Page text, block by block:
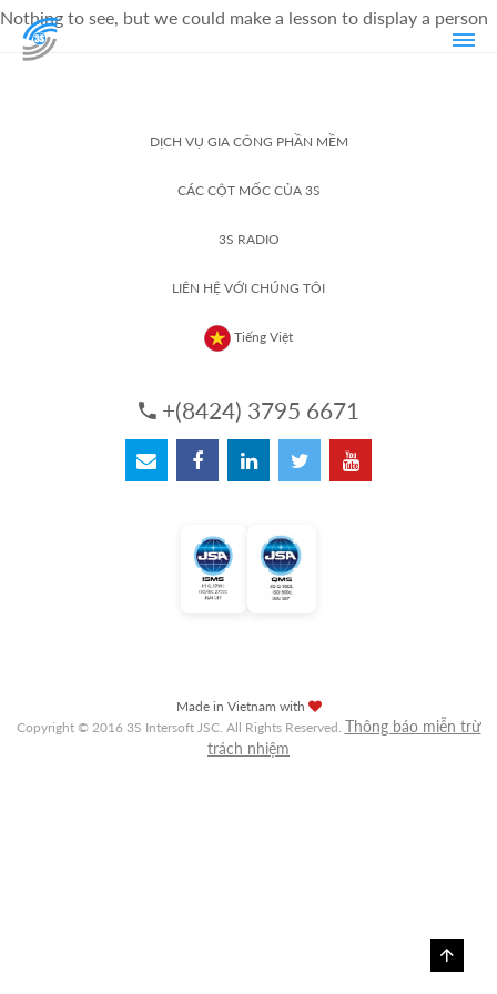
Nothing to see, but we could make a lesson to display a person
DỊCH VỤ GIA CÔNG PHẦN MỀM
CÁC CỘT MỐC CỦA 3S
3S RADIO
LIÊN HỆ VỚI CHÚNG TÔI
Tiếng Việt
+(8424) 3795 6671
Made in Vietnam with
Copyright © 2016 3S Intersoft JSC. All Rights Reserved. Thông báo miễn trừ
trách nhiệm